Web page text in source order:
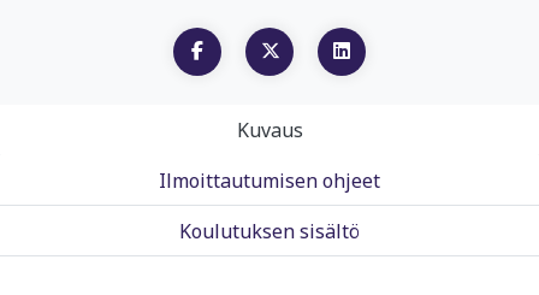
Kuvaus
Ilmoittautumisen ohjeet
Koulutuksen sisältö